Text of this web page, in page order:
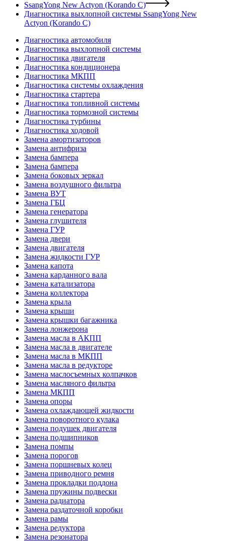
SsangYong New Actyon (Korando C)
Диагностика выхлопной системы SsangYong New
Actyon (Korando C)
Диагностика автомобиля
Диагностика выхлопной системы
Диагностика двигателя
Диагностика кондиционера
Диагностика МКПП
Диагностика системы охлаждения
Диагностика стартера
Диагностика топливной системы
Диагностика тормозной системы
Диагностика турбины
Диагностика ходовой
Замена амортизаторов
Замена антифриза
Замена бампера
Замена бампера
Замена боковых зеркал
Замена воздушного фильтра
Замена ВУТ
Замена ГБЦ
Замена генератора
Замена глушителя
Замена ГУР
Замена двери
Замена двигателя
Замена жидкости ГУР
Замена капота
Замена карданного вала
Замена катализатора
Замена коллектора
Замена крыла
Замена крыши
Замена крышки багажника
Замена лонжерона
Замена масла в АКПП
Замена масла в двигателе
Замена масла в МКПП
Замена масла в редукторе
Замена маслосъемных колпачков
Замена масляного фильтра
Замена МКПП
Замена опоры
Замена охлаждающей жидкости
Замена поворотного кулака
Замена подушек двигателя
Замена подшипников
Замена помпы
Замена порогов
Замена поршневых колец
Замена приводного ремня
Замена прокладки поддона
Замена пружины подвески
Замена радиатора
Замена раздаточной коробки
Замена рамы
Замена редуктора
Замена резонатора